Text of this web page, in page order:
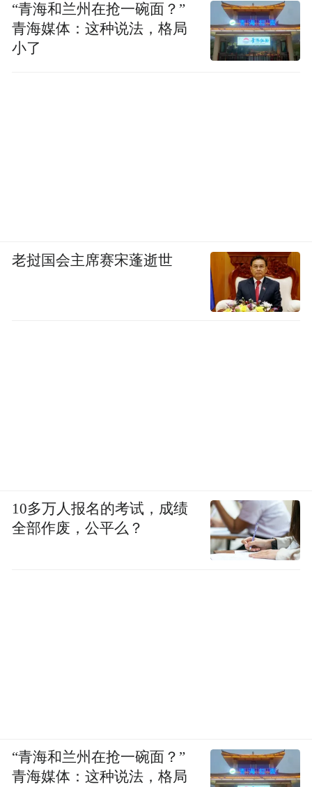
“青海和兰州在抢一碗面？”
青海媒体：这种说法，格局
小了
老挝国会主席赛宋蓬逝世
10多万人报名的考试，成绩
全部作废，公平么？
“青海和兰州在抢一碗面？”
青海媒体：这种说法，格局